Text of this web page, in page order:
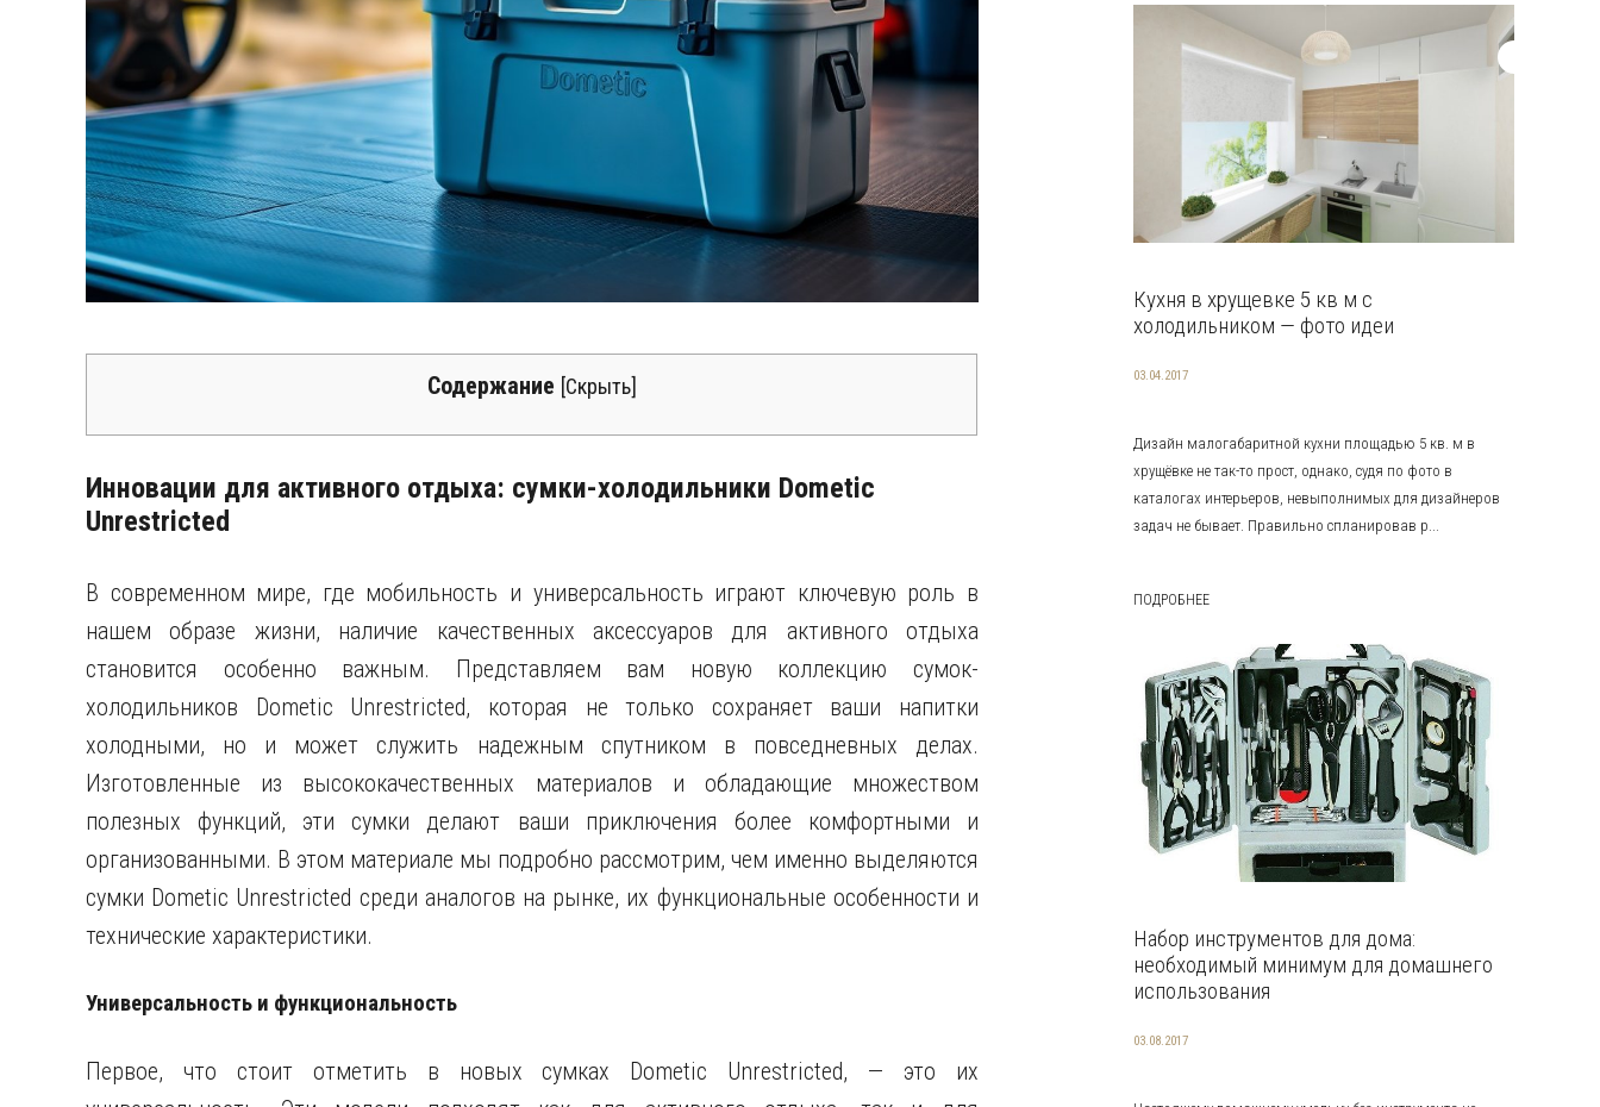
Содержание [Скрыть]
Инновации для активного отдыха: сумки-холодильники Dometic
Unrestricted
В современном мире, где мобильность и универсальность играют ключевую роль в
нашем образе жизни, наличие качественных аксессуаров для активного отдыха
становится особенно важным. Представляем вам новую коллекцию сумок-
холодильников Dometic Unrestricted, которая не только сохраняет ваши напитки
холодными, но и может служить надежным спутником в повседневных делах.
Изготовленные из высококачественных материалов и обладающие множеством
полезных функций, эти сумки делают ваши приключения более комфортными и
организованными. В этом материале мы подробно рассмотрим, чем именно выделяются
сумки Dometic Unrestricted среди аналогов на рынке, их функциональные особенности и
технические характеристики.
Универсальность и функциональность
Первое, что стоит отметить в новых сумках Dometic Unrestricted, — это их
Кухня в хрущевке 5 кв м с
холодильником — фото идеи
03.04.2017
Дизайн малогабаритной кухни площадью 5 кв. м в
хрущёвке не так-то прост, однако, судя по фото в
каталогах интерьеров, невыполнимых для дизайнеров
задач не бывает. Правильно спланировав р...
ПОДРОБНЕЕ
Набор инструментов для дома:
необходимый минимум для домашнего
использования
03.08.2017